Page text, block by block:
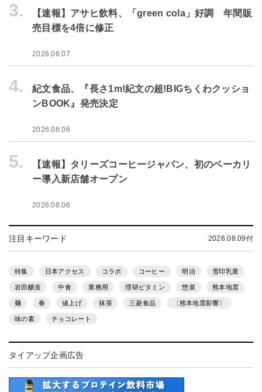
3.
【速報】アサヒ飲料、「green cola」好調 年間販
売目標を4倍に修正
2026.08.07
4.
紀文食品、『長さ1m!紀文の超!BIGちくわクッショ
ンBOOK』発売決定
2026.08.06
5.
【速報】タリーズコーヒージャパン、初のベーカリ
ー導入新店舗オープン
2026.08.06
注目キーワード 2026.08.09付
特集 日本アクセス コラボ コーヒー 明治 雪印乳業
岩田醸造 中食 業務用 理研ビタミン 惣菜 熊本地震
麺 春 値上げ 抹茶 三菱食品 〔熊本地震影響〕
味の素 チョコレート
タイアップ企画広告